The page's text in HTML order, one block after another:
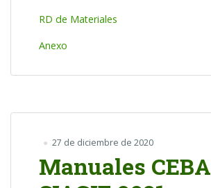
RD de Materiales
Anexo
27 de diciembre de 2020
Manuales CEBA